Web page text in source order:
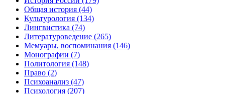
Общая история (44)
Культурология (134)
Лингвистика (74)
Литературоведение (265)
Мемуары, воспоминания (146)
Монографии (7)
Политология (148)
Право (2)
Психоанализ (47)
Психология (207)